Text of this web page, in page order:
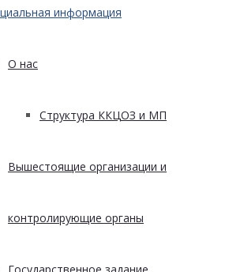
информация
О нас
Структура ККЦОЗ и МП
Вышестоящие организации и
контролирующие органы